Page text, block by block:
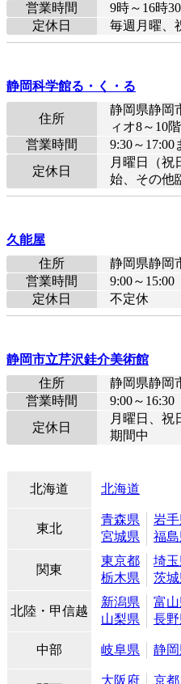
営業時間
9時～16時
定休日
毎週月曜、
静岡科学館る・く・る
住所
静岡県静岡
ィオ8～10階
営業時間
9:30～17:00
定休日
月曜日（祝
始、その他
久能屋
住所
静岡県静岡
営業時間
9:00～15:00
定休日
不定休
静岡市立芹沢銈介美術館
住所
静岡県静岡
営業時間
9:00～16:30
定休日
月曜日、祝
期間中
北海道 北海道
東北
青森県 岩
宮城県
福
関東
東京都 埼
栃木県
茨
北陸・甲信越
新潟県 富
山梨県
長
中部 岐阜県 静
大阪府 京